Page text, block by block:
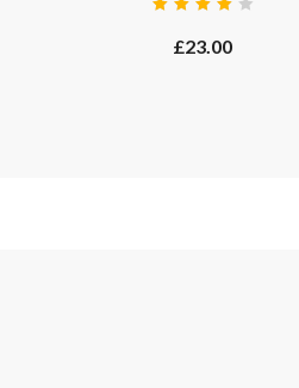
4.00
out of
£23.00